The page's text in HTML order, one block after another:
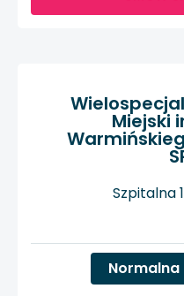
Miejski
Szpitalna
Normalna